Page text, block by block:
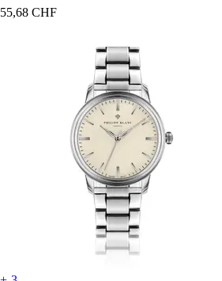
55,68 CHF